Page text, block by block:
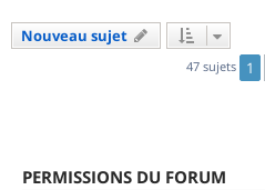
Nouveau sujet
47 sujets 1
PERMISSIONS DU FORUM